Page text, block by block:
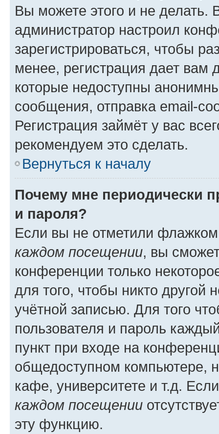
Вы можете этого и не делать.
администратор настроил
зарегистрироваться, чтобы
менее, регистрация дает вам
которые недоступны
сообщения, отправка email-
Регистрация займёт у вас
рекомендуем это сделать.
Вернуться к началу
Почему мне периодически
и пароля?
Если вы не отметили
каждом посещении, вы
конференции только
для того, чтобы никто другой
учётной записью. Для того
пользователя и пароль
пункт при входе на
общедоступном компьютере,
кафе, университете и т.д.
каждом посещении
эту функцию.